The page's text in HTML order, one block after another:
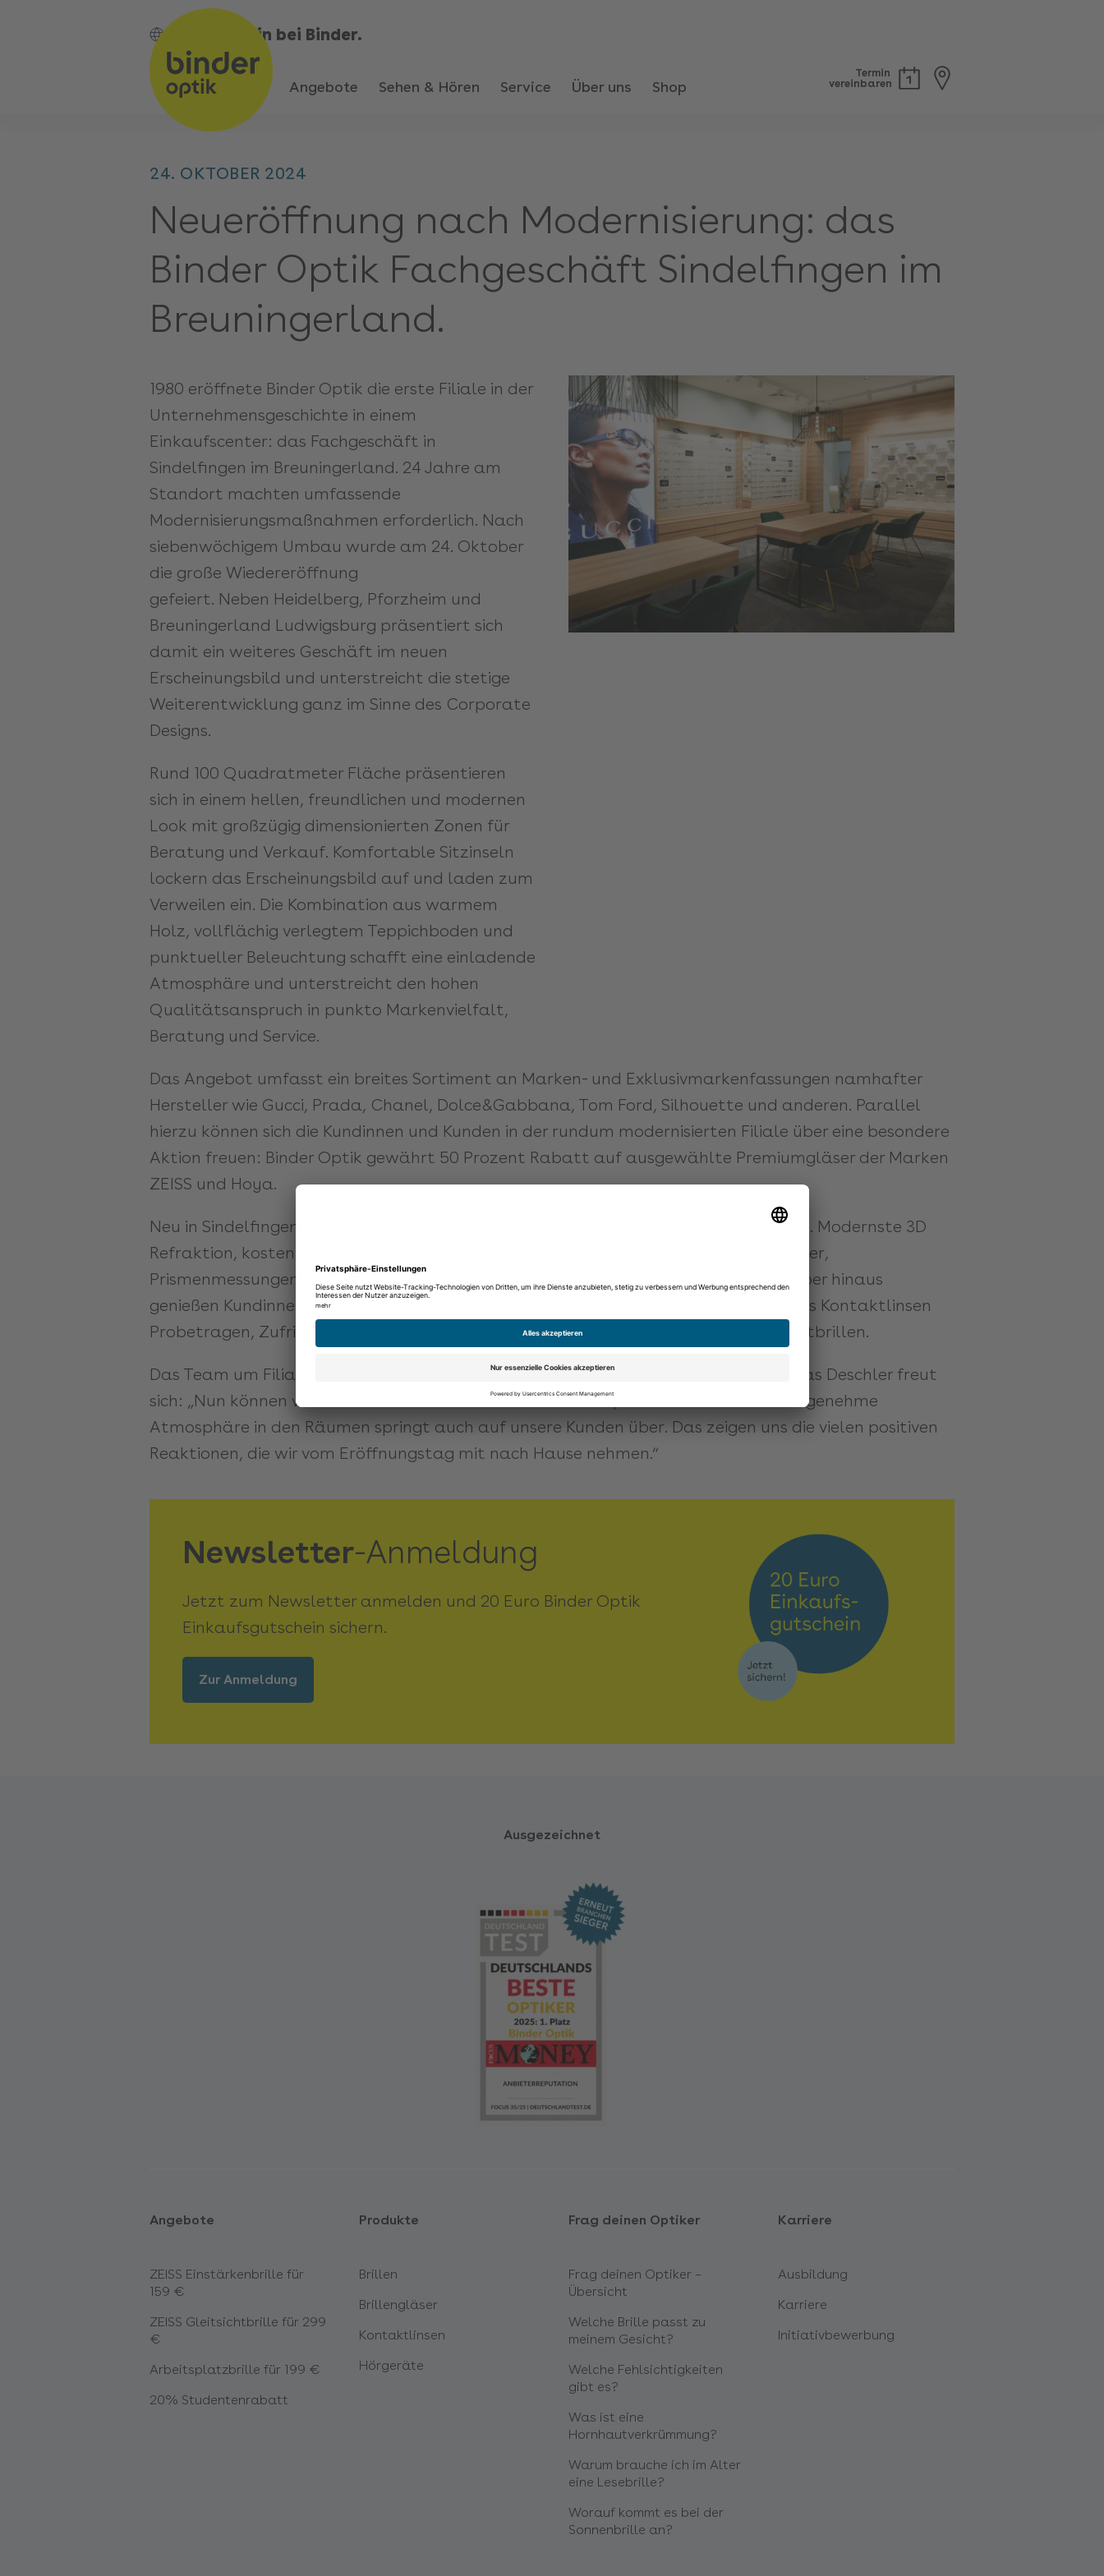
Bin bei Binder.
Angebote Sehen & Hören Service Über uns Shop
Termin
vereinbaren
24. OKTOBER 2024
Neueröffnung nach Modernisierung: das
Binder Optik Fachgeschäft Sindelfingen im
Breuningerland.
1980 eröffnete Binder Optik die erste Filiale in der
Unternehmensgeschichte in einem
Einkaufscenter: das Fachgeschäft in
Sindelfingen im Breuningerland. 24 Jahre am
Standort machten umfassende
Modernisierungsmaßnahmen erforderlich. Nach
siebenwöchigem Umbau wurde am 24. Oktober
die große Wiedereröffnung
gefeiert. Neben Heidelberg, Pforzheim und
Breuningerland Ludwigsburg präsentiert sich
damit ein weiteres Geschäft im neuen
Erscheinungsbild und unterstreicht die stetige
Weiterentwicklung ganz im Sinne des Corporate
Designs.
Rund 100 Quadratmeter Fläche präsentieren
sich in einem hellen, freundlichen und modernen
Look mit großzügig dimensionierten Zonen für
Beratung und Verkauf. Komfortable Sitzinseln
lockern das Erscheinungsbild auf und laden zum
Verweilen ein. Die Kombination aus warmem
Holz, vollflächig verlegtem Teppichboden und
punktueller Beleuchtung schafft eine einladende
Atmosphäre und unterstreicht den hohen
Qualitätsanspruch in punkto Markenvielfalt,
Beratung und Service.
Das Angebot umfasst ein breites Sortiment an Marken- und Exklusivmarkenfassungen namhafter
Hersteller wie Gucci, Prada, Chanel, Dolce&Gabbana, Tom Ford, Silhouette und anderen. Parallel
hierzu können sich die Kundinnen und Kunden in der rundum modernisierten Filiale über eine besondere
Aktion freuen: Binder Optik gewährt 50 Prozent Rabatt auf ausgewählte Premiumgläser der Marken
ZEISS und Hoya.
Neu in Sindelfingen: der Einsatz des „state of the art“ Zentriersystems OptikamPad. Modernste 3D
Refraktion, kostenlose Seh- und Führerscheinsehtests, Myopie Management für Kinder,
Prismenmessungen und vieles andere mehr komplettieren den Service vor Ort. Darüber hinaus
genießen Kundinnen und Kunden die gewohnten Binder Optik Vorteile wie kostenloses Kontaktlinsen
Probetragen, Zufriedenheitsgarantie oder die Verträglichkeitsgarantie bei Gleitsichtbrillen.
Das Team um Filialleiter Nicholas Deschler ist begeistert von dem Makeover. Nicholas Deschler freut
sich: „Nun können wir unser Sortiment noch eindrucksvoller präsentieren. Und die angenehme
Atmosphäre in den Räumen springt auch auf unsere Kunden über. Das zeigen uns die vielen positiven
Reaktionen, die wir vom Eröffnungstag mit nach Hause nehmen.“
Newsletter-Anmeldung
Jetzt zum Newsletter anmelden und 20 Euro Binder Optik
Einkaufsgutschein sichern.
Zur Anmeldung
Ausgezeichnet
Angebote
ZEISS Einstärkenbrille für
159 €
ZEISS Gleitsichtbrille für 299
€
Arbeitsplatzbrille für 199 €
20% Studentenrabatt
Produkte
Brillen
Brillengläser
Kontaktlinsen
Hörgeräte
Frag deinen Optiker
Frag deinen Optiker –
Übersicht
Welche Brille passt zu
meinem Gesicht?
Welche Fehlsichtigkeiten
gibt es?
Was ist eine
Hornhautverkrümmung?
Warum brauche ich im Alter
eine Lesebrille?
Worauf kommt es bei der
Sonnenbrille an?
Karriere
Ausbildung
Karriere
Initiativbewerbung